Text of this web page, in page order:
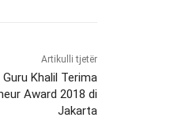
Artikulli tjetër
Khalil Terima
Award 2018 di
Jakarta